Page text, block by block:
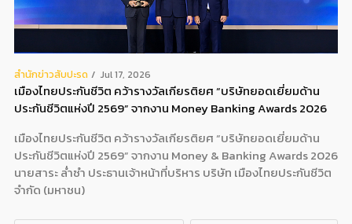
สํานักข่าวสับปะรด Jul 17, 2026
เมืองไทยประกันชีวิต คว้ารางวัลเกียรติยศ “บริษัทยอดเยี่ยมด้าน
ประกันชีวิตแห่งปี 2569” จากงาน Money Banking Awards 2026
เมืองไทยประกันชีวิต คว้ารางวัลเกียรติยศ “บริษัทยอดเยี่ยมด้าน
ประกันชีวิตแห่งปี 2569” จากงาน Money & Banking Awards 2026
นายสาระ ล่ำซำ ประธานเจ้าหน้าที่บริหาร บริษัท เมืองไทยประกันชีวิต
จำกัด (มหาชน)